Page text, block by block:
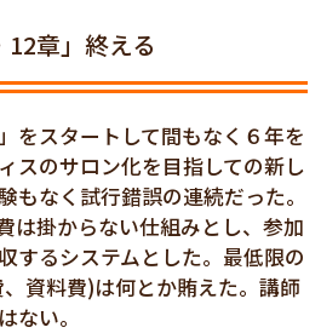
12章」終える
をスタートして間もなく６年を
スのサロン化を目指しての新し
もなく試行錯誤の連続だった。
は掛からない仕組みとし、参加
するシステムとした。最低限の
資料費)は何とか賄えた。講師
ない。